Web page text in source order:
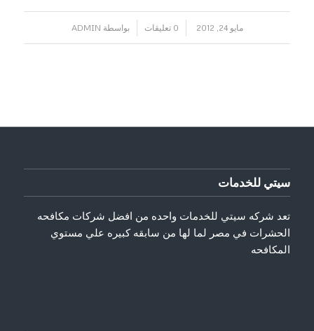
مايو 24, 2012
/ 0 تعليقات بواسطة ADMIN
سيتي للخدمات
تعد شركه سيتي للخدمات واحده من افضل شركات مكافحه
الحشرات في مصر لما لها من سابقه كبيره علي مستوي
المكافحه